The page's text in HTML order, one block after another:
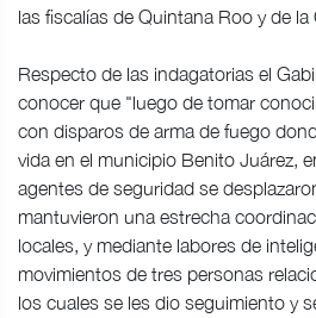
las fiscalías de Quintana Roo y de
Respecto de las indagatorias el
conocer que "luego de tomar
con disparos de arma de fuego
vida en el municipio Benito Juárez,
agentes de seguridad se
mantuvieron una estrecha
locales, y mediante labores de
movimientos de tres personas
los cuales se les dio seguimiento y